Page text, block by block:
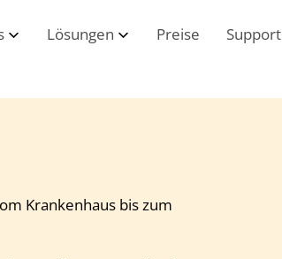
Lösungen Preise Support
Krankenhaus bis zum